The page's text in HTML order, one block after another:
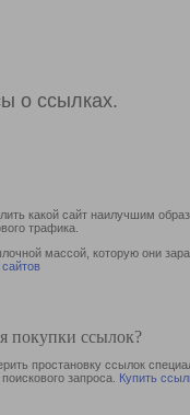
о ссылках.
какой сайт наилучшим
трафика.
массой, которую они
покупки ссылок?
простановку ссылок
запроса. Купить